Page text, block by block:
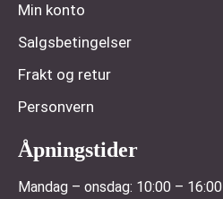
Min konto
Salgsbetingelser
Frakt og retur
Personvern
Åpningstider
Mandag – onsdag: 10:00 – 16:00